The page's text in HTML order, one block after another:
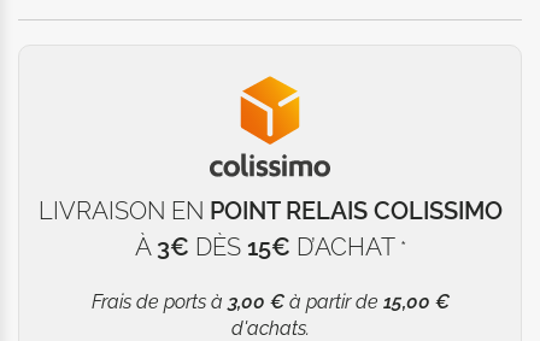
LIVRAISON EN POINT RELAIS COLISSIMO
À 3€ DÈS 15€ D’ACHAT *
Frais de ports à 3,00 €à partir de 15,00 €
d'achats.